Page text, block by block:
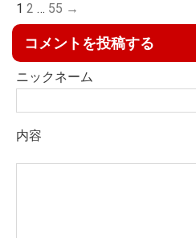
1 2 … 55 →
コメントを投稿する
ニックネーム
内容